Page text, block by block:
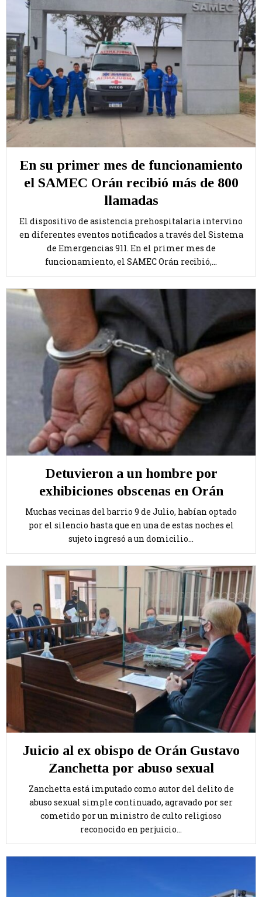
En su primer mes de funcionamiento
el SAMEC Orán recibió más de 800
llamadas
El dispositivo de asistencia prehospitalaria intervino
en diferentes eventos notificados a través del Sistema
de Emergencias 911. En el primer mes de
funcionamiento, el SAMEC Orán recibió,...
Detuvieron a un hombre por
exhibiciones obscenas en Orán
Muchas vecinas del barrio 9 de Julio, habían optado
por el silencio hasta que en una de estas noches el
sujeto ingresó a un domicilio...
Juicio al ex obispo de Orán Gustavo
Zanchetta por abuso sexual
Zanchetta está imputado como autor del delito de
abuso sexual simple continuado, agravado por ser
cometido por un ministro de culto religioso
reconocido en perjuicio...